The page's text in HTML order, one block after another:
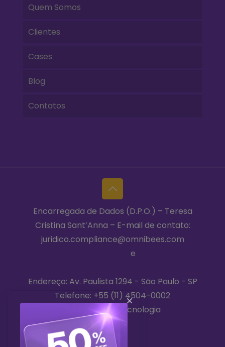
Quem Somos
Clientes
Cases
Blog
Contatos
Encarregada de Dados (D.P.O.) – Teresa
Cristina Sant’Anna – E-mail de contato:
juridico.compliance@omnibees.com
e
Endereço: Av. Paulista 1294 - São Paulo - SP
Telefone: +55 (11) 4504-0002
2026 © Niara Tecnologia